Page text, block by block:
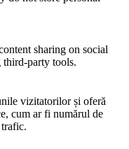
sharing on social
third-party tools.
vizitatorilor și oferă
cum ar fi numărul de